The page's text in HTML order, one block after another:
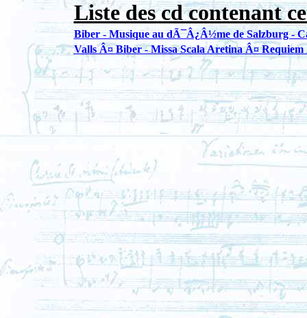
Liste des cd contenant
Biber - Musique au dÃ¯Â¿Â½me de Salzburg -
Valls Â¤ Biber - Missa Scala Aretina Â¤